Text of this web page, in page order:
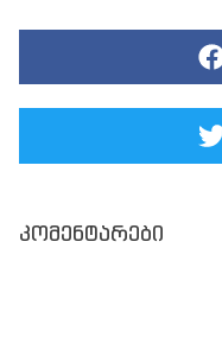
კომენტარები